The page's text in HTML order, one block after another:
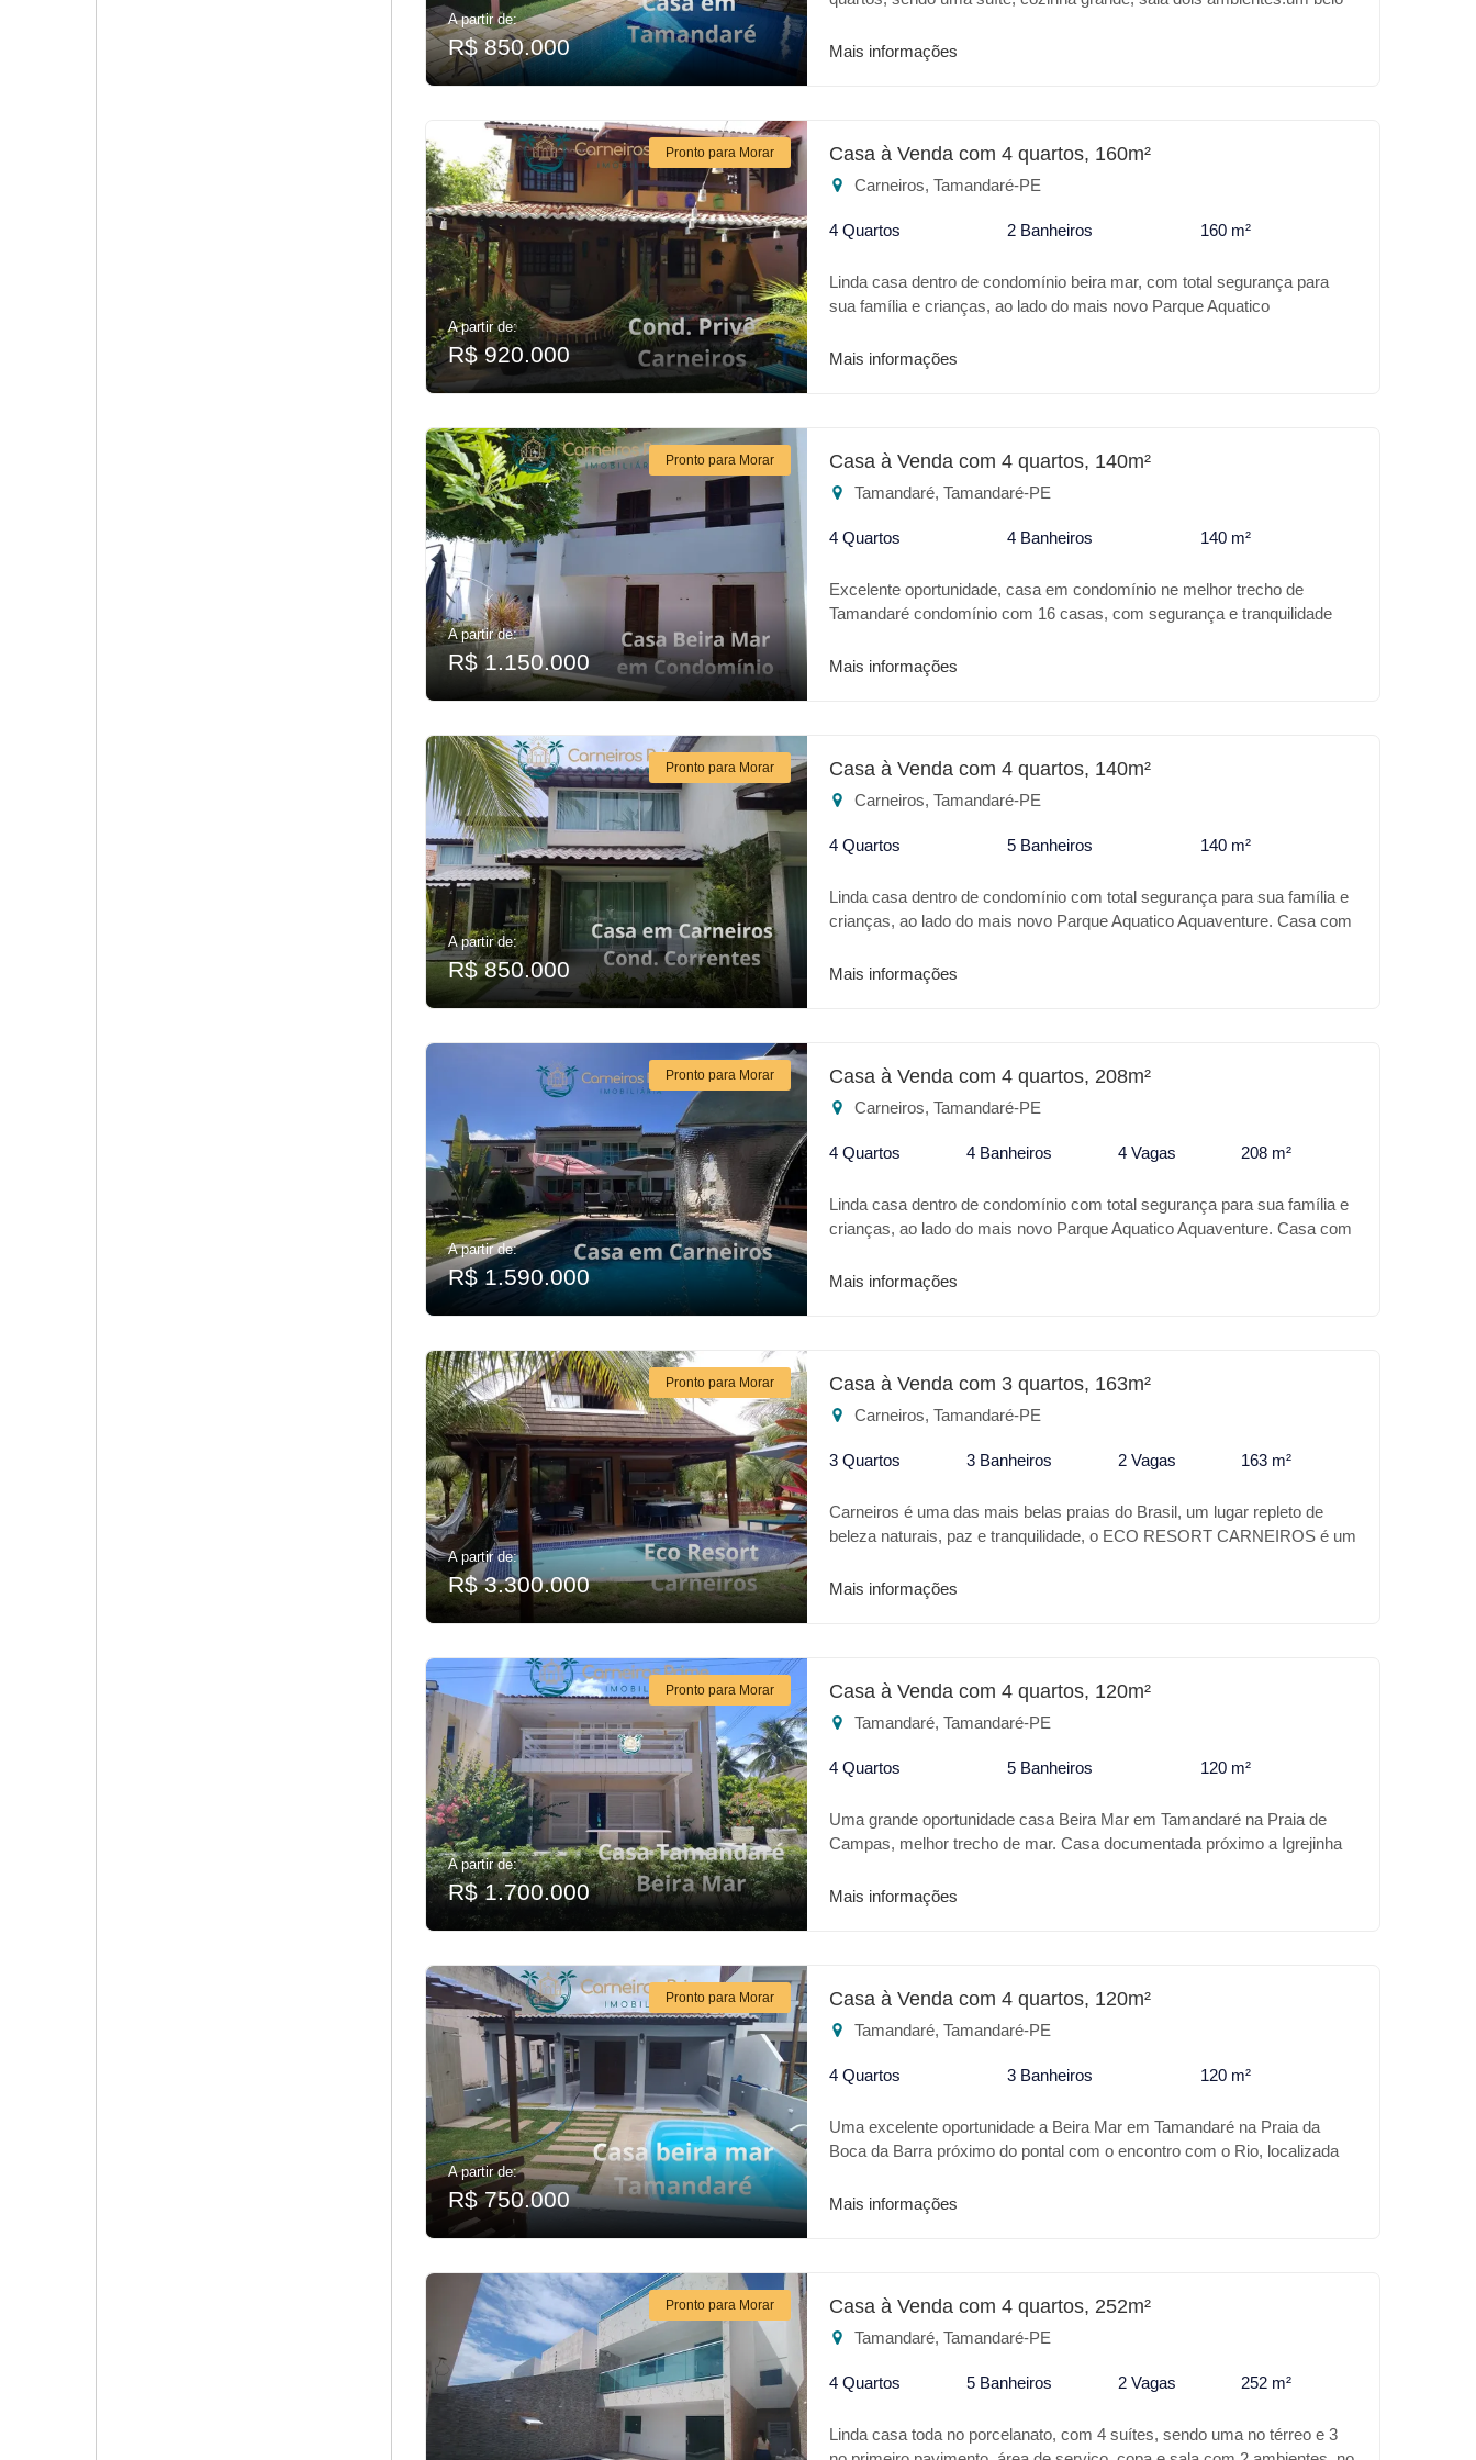
A partir de:
R$ 850.000
na área externa e a casa ambos os lados são soltas. Casa documentada
Mais informações
Pronto para Morar
A partir de:
R$ 920.000
Casa à Venda com 4 quartos, 160m²
Carneiros, Tamandaré-PE
4 Quartos 2 Banheiros 160 m²
Linda casa dentro de condomínio beira mar, com total segurança para
sua família e crianças, ao lado do mais novo Parque Aquatico
gourmet, uma bela varanda , sala dois ambientes, 4 quartos, terraço e
Mais informações
Pronto para Morar
A partir de:
R$ 1.150.000
Casa à Venda com 4 quartos, 140m²
Tamandaré, Tamandaré-PE
4 Quartos 4 Banheiros 140 m²
Excelente oportunidade, casa em condomínio ne melhor trecho de
Tamandaré condomínio com 16 casas, com segurança e tranquilidade
Mais informações
Pronto para Morar
A partir de:
R$ 850.000
Casa à Venda com 4 quartos, 140m²
Carneiros, Tamandaré-PE
4 Quartos 5 Banheiros 140 m²
Linda casa dentro de condomínio com total segurança para sua família e
crianças, ao lado do mais novo Parque Aquatico Aquaventure. Casa com
varanda , sala dois ambientes, 4 suítes.
Mais informações
Pronto para Morar
A partir de:
R$ 1.590.000
Casa à Venda com 4 quartos, 208m²
Carneiros, Tamandaré-PE
4 Quartos 4 Banheiros 4 Vagas 208 m²
Linda casa dentro de condomínio com total segurança para sua família e
crianças, ao lado do mais novo Parque Aquatico Aquaventure. Casa com
varanda , sala dois ambientes, 4 quartos sendo 3 suítes.
Mais informações
Pronto para Morar
A partir de:
R$ 3.300.000
Casa à Venda com 3 quartos, 163m²
Carneiros, Tamandaré-PE
3 Quartos 3 Banheiros 2 Vagas 163 m²
Carneiros é uma das mais belas praias do Brasil, um lugar repleto de
beleza naturais, paz e tranquilidade, o ECO RESORT CARNEIROS é um
todo conforto de um hotel, excelente localização ao lado da famosa
de jogos * Espaço Gourmet * Playground * Restaurante * Salão de festas
* Quadra poliesportiva * Quadra de tênis * 2 Vagas de garagem cobertas
Para o seu lazer ou para investimento o ECO RESORT CARNEIROS é
Mais informações
Pronto para Morar
A partir de:
R$ 1.700.000
Casa à Venda com 4 quartos, 120m²
Tamandaré, Tamandaré-PE
4 Quartos 5 Banheiros 120 m²
Uma grande oportunidade casa Beira Mar em Tamandaré na Praia de
Campas, melhor trecho de mar. Casa documentada próximo a Igrejinha
cozinha, quarto e wc de serviço e área de lazer e vaga de garagem.
Mais informações
Pronto para Morar
A partir de:
R$ 750.000
Casa à Venda com 4 quartos, 120m²
Tamandaré, Tamandaré-PE
4 Quartos 3 Banheiros 120 m²
Uma excelente oportunidade a Beira Mar em Tamandaré na Praia da
Boca da Barra próximo do pontal com o encontro com o Rio, localizada
com 4 quartos, sendo duas suítes, piscina, uma bela varanda e um lindo
Mais informações
Pronto para Morar Casa à Venda com 4 quartos, 252m²
Tamandaré, Tamandaré-PE
4 Quartos 5 Banheiros 2 Vagas 252 m²
Linda casa toda no porcelanato, com 4 suítes, sendo uma no térreo e 3